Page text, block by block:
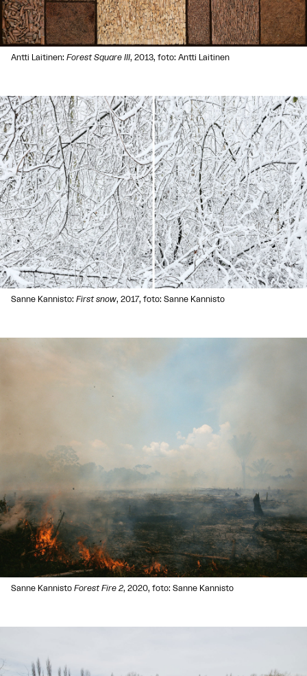
Antti Laitinen: Forest Square III, 2013, foto: Antti Laitinen
Sanne Kannisto: First snow, 2017, foto: Sanne Kannisto
Sanne Kannisto Forest Fire 2, 2020, foto: Sanne Kannisto